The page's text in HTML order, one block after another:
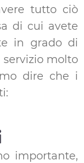
tutto ciò
di cui avete
in grado di
molto
dire che i
importante,